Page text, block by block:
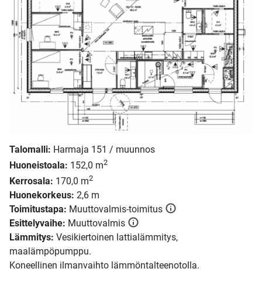
Talomalli: Harmaja 151 / muunnos
Huoneistoala: 152,0 m2
Kerrosala: 170,0 m2
Huonekorkeus: 2,6 m
Toimitustapa: Muuttovalmis-toimitus
Esittelyvaihe: Muuttovalmis
Lämmitys: Vesikiertoinen lattialämmitys,
maalämpöpumppu.
Koneellinen ilmanvaihto lämmöntalteenotolla.